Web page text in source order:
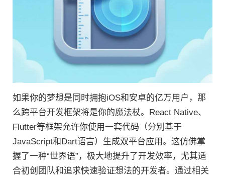
如果你的梦想是同时拥抱iOS和安卓的亿万用户，那
么跨平台开发框架将是你的魔法杖。React Native、
Flutter等框架允许你使用一套代码（分别基于
JavaScript和Dart语言）生成双平台应用。这仿佛掌
握了一种“世界语”，极大地提升了开发效率，尤其适
合初创团队和追求快速验证想法的开发者。通过相关